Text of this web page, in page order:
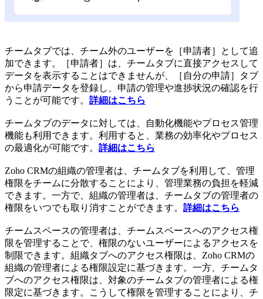
チームタブでは、チーム外のユーザーを［申請者］として追
加できます。［申請者］は、チームタブに直接アクセスして
データを表示することはできませんが、［自分の申請］タブ
から申請データを登録し、申請の管理や進捗状況の確認を行
うことが可能です。 詳細はこちら
チームタブのデータに対しては、自動化機能やプロセス管理
機能も利用できます。利用すると、業務の効率化やプロセス
の最適化が可能です。 詳細はこちら
Zoho CRMの組織の管理者は、チームタブを利用して、管理
権限をチームに分散することにより、管理業務の負担を軽減
できます。一方で、組織の管理者は、チームタブの管理者の
権限をいつでも取り消すことができます。 詳細はこちら
チームスペースの管理者は、チームスペースへのアクセス権
限を管理することで、権限のないユーザーによるアクセスを
制限できます。組織タブへのアクセス権限は、Zoho CRMの
組織の管理者による権限設定に基づきます。一方、チームタ
ブへのアクセス権限は、対象のチームタブの管理者による権
限定に基づきます。こうして権限を管理することにより、チ